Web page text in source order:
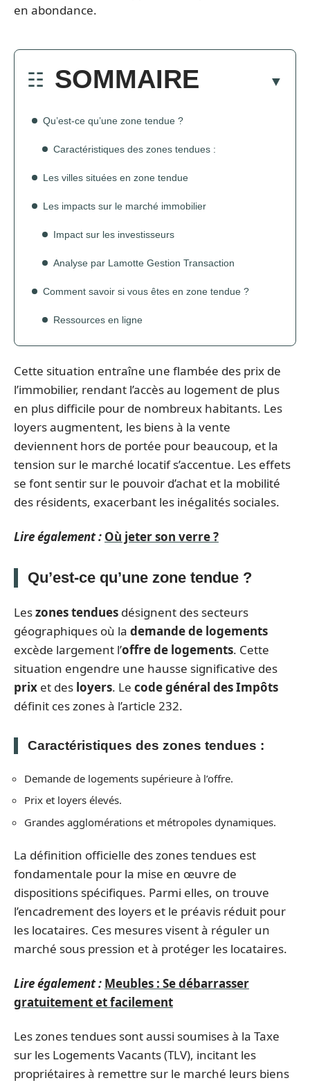
en abondance.
SOMMAIRE
Qu’est-ce qu’une zone tendue ?
Caractéristiques des zones tendues :
Les villes situées en zone tendue
Les impacts sur le marché immobilier
Impact sur les investisseurs
Analyse par Lamotte Gestion Transaction
Comment savoir si vous êtes en zone tendue ?
Ressources en ligne
Cette situation entraîne une flambée des prix de
l’immobilier, rendant l’accès au logement de plus
en plus difficile pour de nombreux habitants. Les
loyers augmentent, les biens à la vente
deviennent hors de portée pour beaucoup, et la
tension sur le marché locatif s’accentue. Les effets
se font sentir sur le pouvoir d’achat et la mobilité
des résidents, exacerbant les inégalités sociales.
Lire également : Où jeter son verre ?
Qu’est-ce qu’une zone tendue ?
Leszones tendues désignent des secteurs
géographiques où la demande de logements
excède largement l’offre de logements. Cette
situation engendre une hausse significative des
prix et des loyers. Le code général des Impôts
définit ces zones à l’article 232.
Caractéristiques des zones tendues :
Demande de logements supérieure à l’offre.
Prix et loyers élevés.
Grandes agglomérations et métropoles dynamiques.
La définition officielle des zones tendues est
fondamentale pour la mise en œuvre de
dispositions spécifiques. Parmi elles, on trouve
l’encadrement des loyers et le préavis réduit pour
les locataires. Ces mesures visent à réguler un
marché sous pression et à protéger les locataires.
Lire également : Meubles : Se débarrasser
gratuitement et facilement
Les zones tendues sont aussi soumises à la Taxe
sur les Logements Vacants (TLV), incitant les
propriétaires à remettre sur le marché leurs biens